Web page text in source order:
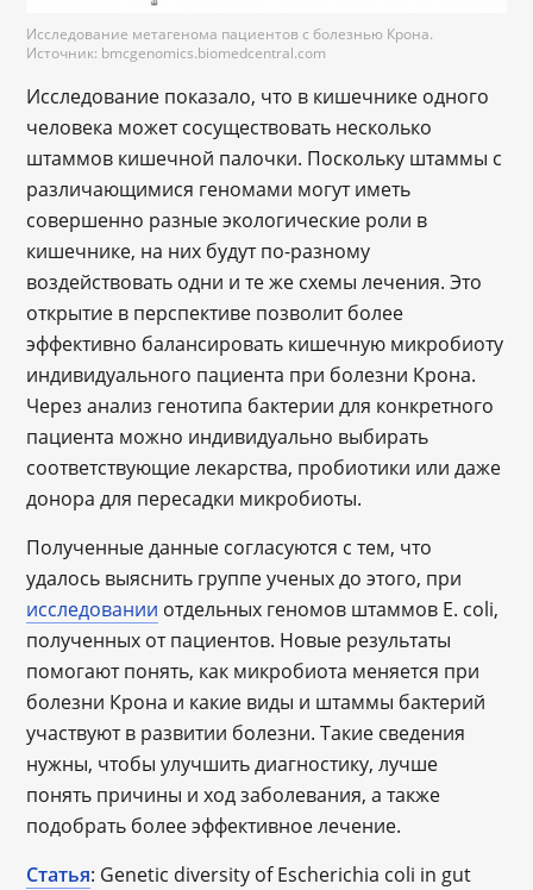
Исследование метагенома пациентов с болезнью Крона.
Источник: bmcgenomics.biomedcentral.com
Исследование показало, что в кишечнике одного
человека может сосуществовать несколько
штаммов кишечной палочки. Поскольку штаммы с
различающимися геномами могут иметь
совершенно разные экологические роли в
кишечнике, на них будут по-разному
воздействовать одни и те же схемы лечения. Это
открытие в перспективе позволит более
эффективно балансировать кишечную микробиоту
индивидуального пациента при болезни Крона.
Через анализ генотипа бактерии для конкретного
пациента можно индивидуально выбирать
соответствующие лекарства, пробиотики или даже
донора для пересадки микробиоты.
Полученные данные согласуются с тем, что
удалось выяснить группе ученых до этого, при
исследовании отдельных геномов штаммов E. coli,
полученных от пациентов. Новые результаты
помогают понять, как микробиота меняется при
болезни Крона и какие виды и штаммы бактерий
участвуют в развитии болезни. Такие сведения
нужны, чтобы улучшить диагностику, лучше
понять причины и ход заболевания, а также
подобрать более эффективное лечение.
Статья: Genetic diversity of Escherichia coli in gut